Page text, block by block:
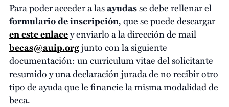
Para poder acceder a lasayudasse debe rellenar el
formulario de inscripción, que se puede descargar
en este enlacey enviarlo a la dirección de mail
becas@auip.orgjunto con la siguiente
documentación: un curriculum vitae del solicitante
resumido y una declaración jurada de no recibir otro
tipo de ayuda que le financie la misma modalidad de
beca.